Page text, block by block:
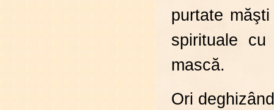
purtate
spirituale
mască.
Ori